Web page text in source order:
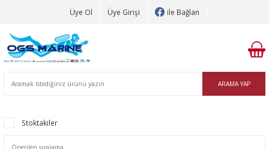
Üye Ol Üye Girişi ile Bağlan
ARAMA YAP
Stoktakiler